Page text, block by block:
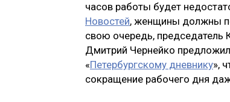
часов работы будет
Новостей, женщины должны
свою очередь, председатель
Дмитрий Чернейко предложил
«Петербургскому дневнику»,
сокращение рабочего дня